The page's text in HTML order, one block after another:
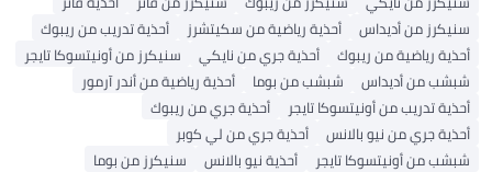
سنيكرز من أديداس
أحذية رياضية من سكيتشرز
أحذية تدريب من ريبوك
أحذية رياضية من ريبوك
أحذية جري من نايكي
سنيكرز من أونيتسوكا تايجر
شبشب من أديداس
شبشب من بوما
أحذية رياضية من أندر آرمور
أحذية تدريب من أونيتسوكا تايجر
أحذية جري من ريبوك
أحذية جري من نيو بالانس
أحذية جري من لي كوبر
شبشب من أونيتسوكا تايجر
أحذية نيو بالانس
سنيكرز من بوما